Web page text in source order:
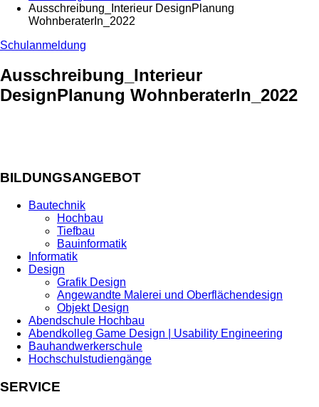
Ausschreibung_Interieur DesignPlanung
WohnberaterIn_2022
Schulanmeldung
Ausschreibung_Interieur
DesignPlanung WohnberaterIn_2022
BILDUNGSANGEBOT
Bautechnik
Hochbau
Tiefbau
Bauinformatik
Informatik
Design
Grafik Design
Angewandte Malerei und Oberflächendesign
Objekt Design
Abendschule Hochbau
Abendkolleg Game Design | Usability Engineering
Bauhandwerkerschule
Hochschulstudiengänge
SERVICE